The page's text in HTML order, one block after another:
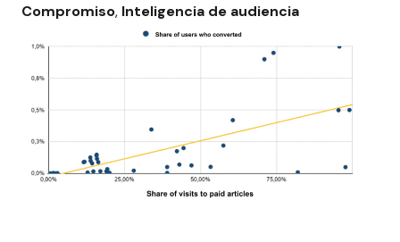
Compromiso, Inteligencia de audiencia